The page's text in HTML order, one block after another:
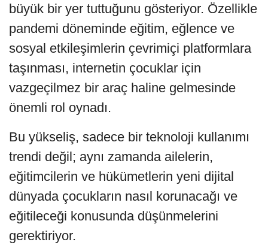
büyük bir yer tuttuğunu gösteriyor. Özellikle
pandemi döneminde eğitim, eğlence ve
sosyal etkileşimlerin çevrimiçi platformlara
taşınması, internetin çocuklar için
vazgeçilmez bir araç haline gelmesinde
önemli rol oynadı.
Bu yükseliş, sadece bir teknoloji kullanımı
trendi değil; aynı zamanda ailelerin,
eğitimcilerin ve hükümetlerin yeni dijital
dünyada çocukların nasıl korunacağı ve
eğitileceği konusunda düşünmelerini
gerektiriyor.